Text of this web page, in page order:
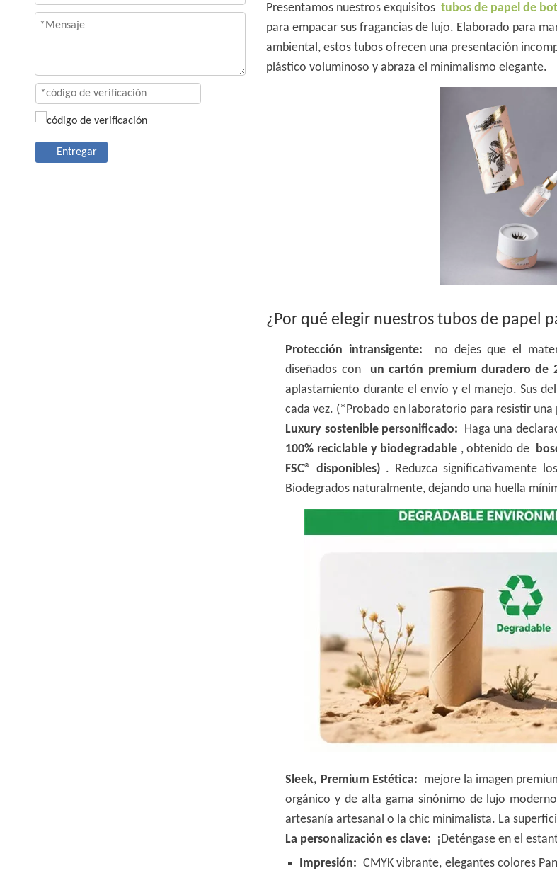
Entregar
Presentamos nuestros exquisitos tubos de papel de
para empacar sus fragancias de lujo. Elaborado para
ambiental, estos tubos ofrecen una presentación
plástico voluminoso y abraza el minimalismo elegante.
¿Por qué elegir nuestros tubos de papel
Protección intransigente:
no dejes que el
diseñados con un cartón premium duradero de
aplastamiento durante el envío y el manejo. Sus
cada vez. (*Probado en laboratorio para resistir
Luxury sostenible personificado: Haga una
100% reciclable y biodegradable , obtenido de
FSC® disponibles) . Reduzca significativamente
Biodegrados naturalmente, dejando una huella
Sleek, Premium Estética: mejore la imagen
orgánico y de alta gama sinónimo de lujo
artesanía artesanal o la chic minimalista. La
La personalización es clave: ¡Deténgase en el
Impresión: CMYK vibrante, elegantes colores